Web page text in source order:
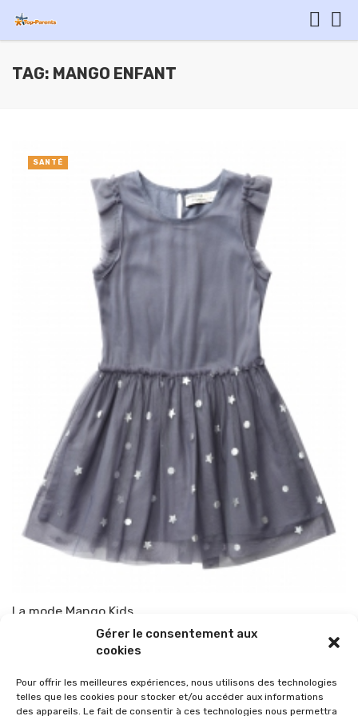
Gérer le consentement aux
cookies
Pour offrir les meilleures expériences, nous utilisons des technologies
telles que les cookies pour stocker et/ou accéder aux informations
des appareils. Le fait de consentir à ces technologies nous permettra
TAG: MANGO ENFANT
La mode Mango Kids
TOP-PARENTS 21 mai 2015
SANTÉ